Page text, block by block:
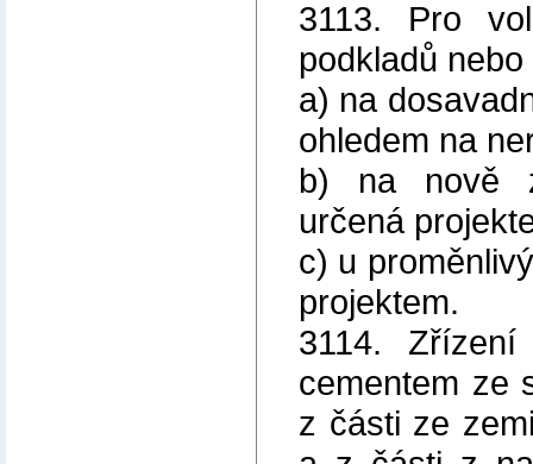
3113. Pro
podkladů
a) na
ohledem na
b) na nově
určená
c) u
projektem.
3114.
cementem ze
z části ze